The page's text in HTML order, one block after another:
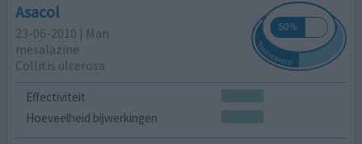
Asacol
23-06-2010 | Man
mesalazine
Collitis ulcerosa
Effectiviteit
Hoeveelheid bijwerkingen